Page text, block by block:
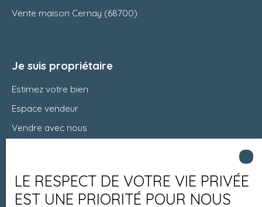
Vente maison Cernay (68700)
Je suis propriétaire
Estimez votre bien
Espace vendeur
Vendre avec nous
LE RESPECT DE VOTRE VIE PRIVÉE
EST UNE PRIORITÉ POUR NOUS